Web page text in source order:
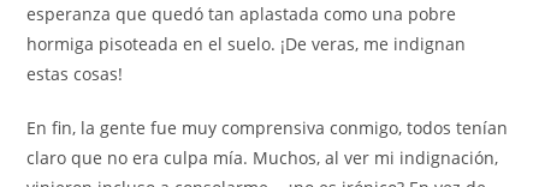
esperanza que quedó tan aplastada como una pobre
hormiga pisoteada en el suelo. ¡De veras, me indignan
estas cosas!
En fin, la gente fue muy comprensiva conmigo, todos tenían
claro que no era culpa mía. Muchos, al ver mi indignación,